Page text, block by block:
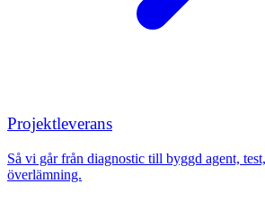
Projektleverans
Så vi går från diagnostic till byggd agent,
överlämning.